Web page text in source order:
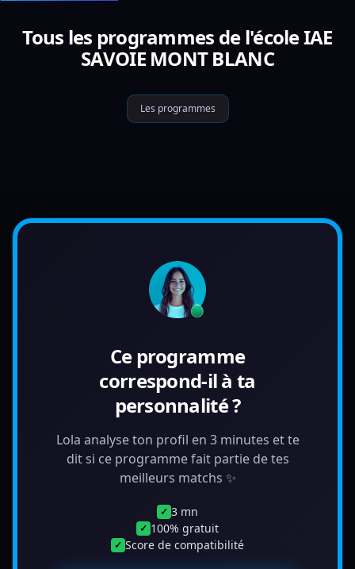
Tous les programmes de l'école IAE
SAVOIE MONT BLANC
Les programmes
Ce programme
correspond-il à ta
personnalité ?
Lola analyse ton profil en 3 minutes et te
dit si ce programme fait partie de tes
meilleurs matchs ✨
✓ 3 mn
✓ 100% gratuit
✓ Score de compatibilité